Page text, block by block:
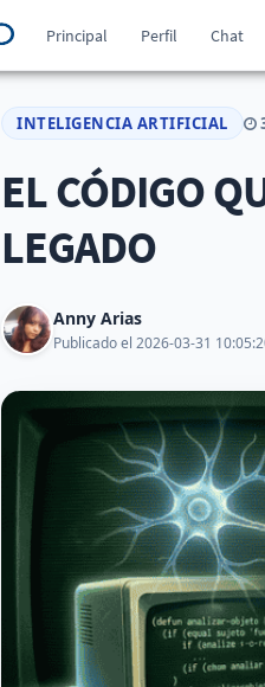
Principal Perfil Chat
INTELIGENCIA ARTIFICIAL
EL CÓDIGO
LEGADO
Anny Arias
Publicado el 2026-03-31